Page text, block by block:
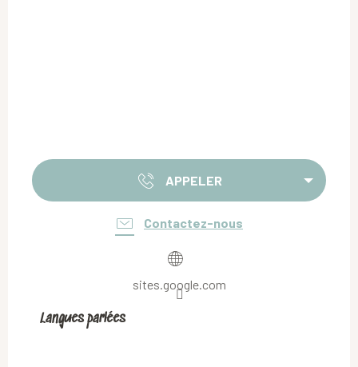
APPELER
Contactez-nous
sites.google.com
Langues parlées
Langues parlées